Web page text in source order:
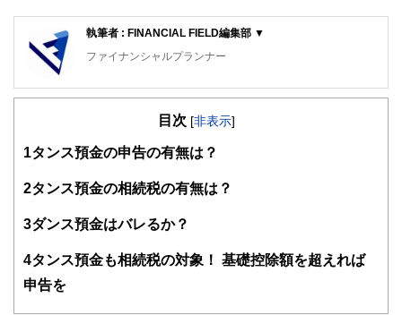
執筆者 : FINANCIAL FIELD編集部 ▼
ファイナンシャルプランナー
FinancialField編集部は、金融、経済に関する記事を、日々
知識がない方でも理解できるようわかりやすく発信していま
得者を中心に「お金や暮らし」に関する書籍・雑誌の編集経
験者で構成され、企画立案から記事掲載まですべての工程に
護士、税理士、宅地建物取引士、相続診断士、住宅ローンア
目次 [非表示]
1 タンス預金の申告の有無は？
2タンス預金の相続税の有無は？
3ダンス預金はバレるか？
4タンス預金も相続税の対象！ 基礎控除額を超えれば
申告を